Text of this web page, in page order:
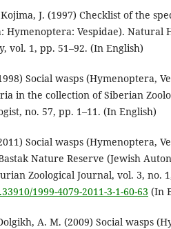
J. (1997) Checklist of the
Hymenoptera: Vespidae). Natural
vol. 1, pp. 51–92. (In English)
Social wasps (Hymenoptera,
in the collection of Siberian
no. 57, pp. 1–11. (In English)
Social wasps (Hymenoptera,
Nature Reserve (Jewish
Zoological Journal, vol. 3, no.
1999-4079-2011-3-1-60-63 (In
A. M. (2009) Social wasps